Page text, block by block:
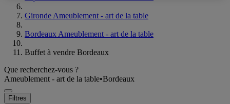
Gironde Ameublement - art de la table
Bordeaux Ameublement - art de la table
Buffet à vendre Bordeaux
Que recherchez-vous ?
Ameublement - art de la table•Bordeaux
Filtres